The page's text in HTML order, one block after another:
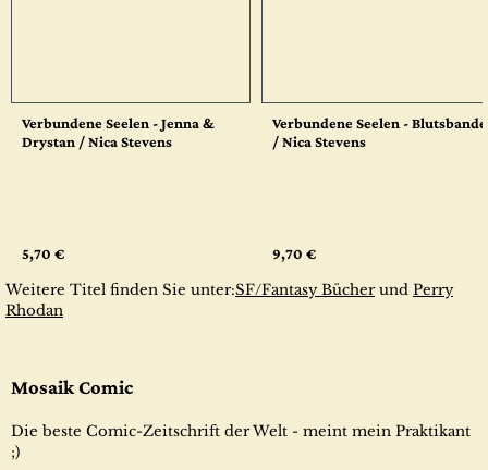
Verbundene Seelen - Jenna &
Drystan / Nica Stevens
5,70 €
Verbundene Seelen - Blutsbande
/ Nica Stevens
9,70 €
Weitere Titel finden Sie unter:SF/Fantasy Bücherund Perry
Rhodan
Mosaik Comic
Die beste Comic-Zeitschrift der Welt - meint mein Praktikant
;)